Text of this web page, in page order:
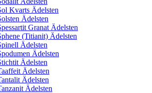
Kvarts Ädelsten
Ädelsten
Granat Ädelsten
(Titianit) Ädelsten
Ädelsten
Ädelsten
Ädelsten
Ädelsten
Ädelsten
Ädelsten